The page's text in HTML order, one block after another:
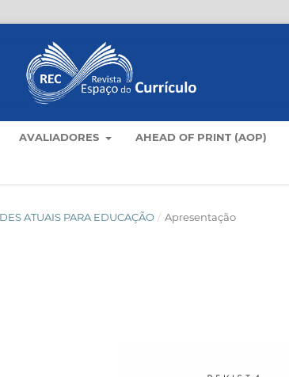
AVALIADORES AHEAD OF PRINT (AOP)
ATUAIS PARA EDUCAÇÃO / Apresentação